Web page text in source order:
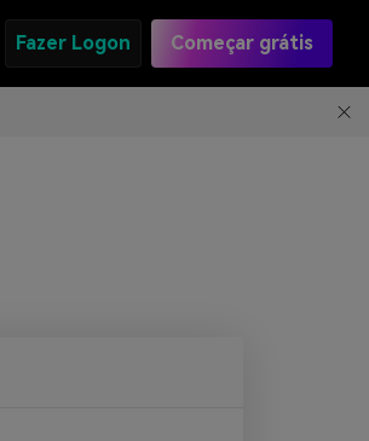
Fazer Logon Começar grátis